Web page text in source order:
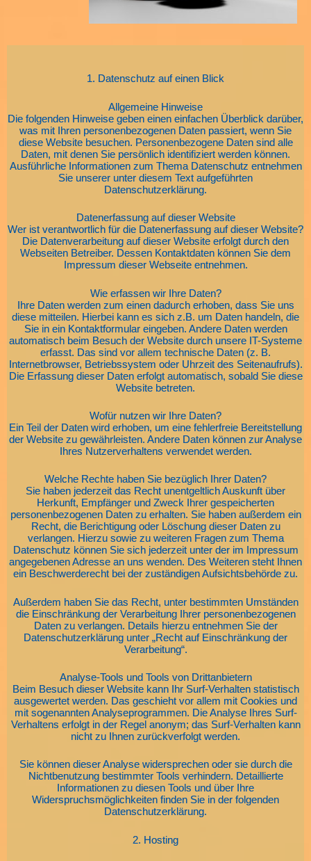
1. Datenschutz auf einen Blick
Allgemeine Hinweise
Die folgenden Hinweise geben einen einfachen Überblick darüber,
was mit Ihren personenbezogenen Daten passiert, wenn Sie
diese Website besuchen. Personenbezogene Daten sind alle
Daten, mit denen Sie persönlich identifiziert werden können.
Ausführliche Informationen zum Thema Datenschutz entnehmen
Sie unserer unter diesem Text aufgeführten
Datenschutzerklärung.
Datenerfassung auf dieser Website
Wer ist verantwortlich für die Datenerfassung auf dieser Website?
Die Datenverarbeitung auf dieser Website erfolgt durch den
Webseiten Betreiber. Dessen Kontaktdaten können Sie dem
Impressum dieser Webseite entnehmen.
Wie erfassen wir Ihre Daten?
Ihre Daten werden zum einen dadurch erhoben, dass Sie uns
diese mitteilen. Hierbei kann es sich z.B. um Daten handeln, die
Sie in ein Kontaktformular eingeben. Andere Daten werden
automatisch beim Besuch der Website durch unsere IT-Systeme
erfasst. Das sind vor allem technische Daten (z. B.
Internetbrowser, Betriebssystem oder Uhrzeit des Seitenaufrufs).
Die Erfassung dieser Daten erfolgt automatisch, sobald Sie diese
Website betreten.
Wofür nutzen wir Ihre Daten?
Ein Teil der Daten wird erhoben, um eine fehlerfreie Bereitstellung
der Website zu gewährleisten. Andere Daten können zur Analyse
Ihres Nutzerverhaltens verwendet werden.
Welche Rechte haben Sie bezüglich Ihrer Daten?
Sie haben jederzeit das Recht unentgeltlich Auskunft über
Herkunft, Empfänger und Zweck Ihrer gespeicherten
personenbezogenen Daten zu erhalten. Sie haben außerdem ein
Recht, die Berichtigung oder Löschung dieser Daten zu
verlangen. Hierzu sowie zu weiteren Fragen zum Thema
Datenschutz können Sie sich jederzeit unter der im Impressum
angegebenen Adresse an uns wenden. Des Weiteren steht Ihnen
ein Beschwerderecht bei der zuständigen Aufsichtsbehörde zu.
Außerdem haben Sie das Recht, unter bestimmten Umständen
die Einschränkung der Verarbeitung Ihrer personenbezogenen
Daten zu verlangen. Details hierzu entnehmen Sie der
Datenschutzerklärung unter „Recht auf Einschränkung der
Verarbeitung“.
Analyse-Tools und Tools von Drittanbietern
Beim Besuch dieser Website kann Ihr Surf-Verhalten statistisch
ausgewertet werden. Das geschieht vor allem mit Cookies und
mit sogenannten Analyseprogrammen. Die Analyse Ihres Surf-
Verhaltens erfolgt in der Regel anonym; das Surf-Verhalten kann
nicht zu Ihnen zurückverfolgt werden.
Sie können dieser Analyse widersprechen oder sie durch die
Nichtbenutzung bestimmter Tools verhindern. Detaillierte
Informationen zu diesen Tools und über Ihre
Widerspruchsmöglichkeiten finden Sie in der folgenden
Datenschutzerklärung.
2. Hosting